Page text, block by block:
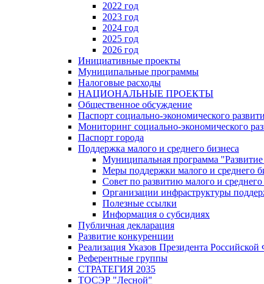
2022 год
2023 год
2024 год
2025 год
2026 год
Инициативные проекты
Муниципальные программы
Налоговые расходы
НАЦИОНАЛЬНЫЕ ПРОЕКТЫ
Общественное обсуждение
Паспорт социально-экономического
Мониторинг социально-экономического
Паспорт города
Поддержка малого и среднего бизнеса
Муниципальная программа
Меры поддержки малого и среднего
Совет по развитию малого и
Организации инфраструктуры
Полезные ссылки
Информация о субсидиях
Публичная декларация
Развитие конкуренции
Реализация Указов Президента
Референтные группы
СТРАТЕГИЯ 2035
ТОСЭР "Лесной"